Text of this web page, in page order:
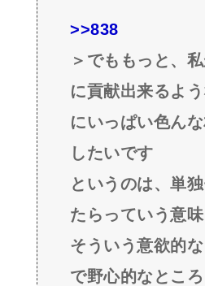
>>838
＞でももっと、
に貢献出来るよ
にいっぱい色ん
したいです
というのは、単
たらっていう意
そういう意欲的
で野心的なとこ